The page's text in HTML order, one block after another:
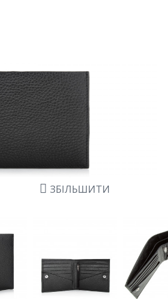
ЗБІЛЬШИТИ